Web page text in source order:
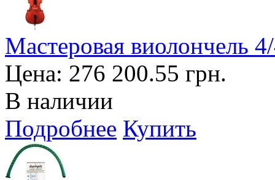
Мастеровая виолончель
Цена: 276 200.55 грн.
В наличии
Подробнее Купить